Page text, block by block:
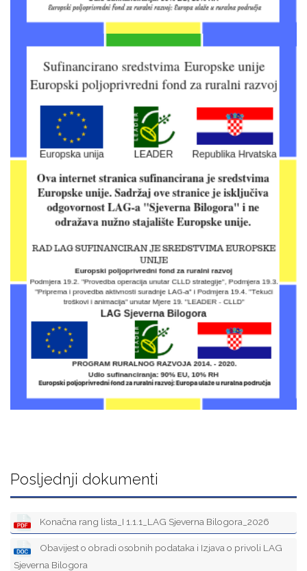
Posljednji dokumenti
Konačna rang lista_I 1.1.1_LAG Sjeverna Bilogora_2026
Obavijest o obradi osobnih podataka i Izjava o privoli LAG
Sjeverna Bilogora